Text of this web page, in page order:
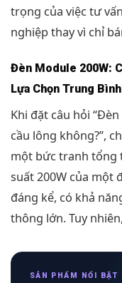
trọng của việc tư
nghiệp thay vì chỉ
Đèn Module 200W:
Lựa Chọn Trung
Khi đặt câu hỏi
cầu lông không?”,
một bức tranh tổng
suất 200W của một
đáng kể, có khả
thông lớn. Tuy nhiên,
SẢN PHẨM NỔI BẬT